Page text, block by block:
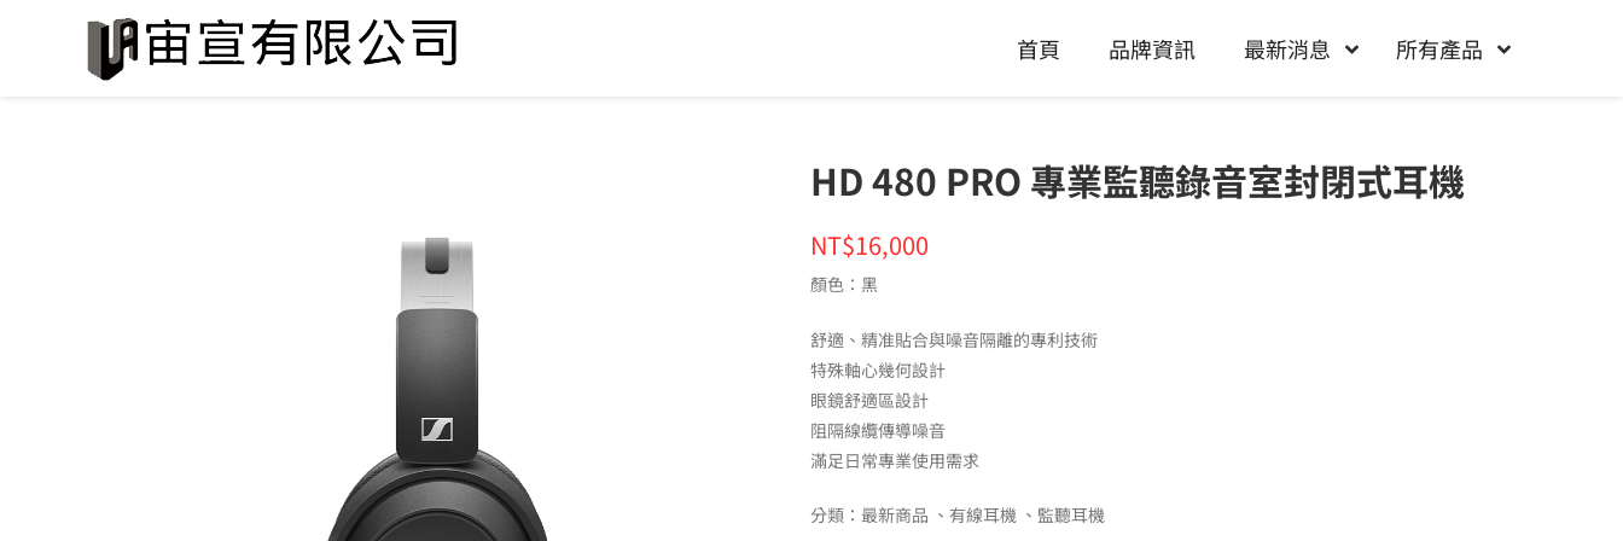
首頁 品牌資訊 最新消息 所有產品
HD 480 PRO 專業監聽錄音室封閉式耳機
NT$16,000
顏色：黑
舒適、精准貼合與噪音隔離的專利技術
特殊軸心幾何設計
眼鏡舒適區設計
阻隔線纜傳導噪音
滿足日常專業使用需求
分類： 最新商品 有線耳機 監聽耳機